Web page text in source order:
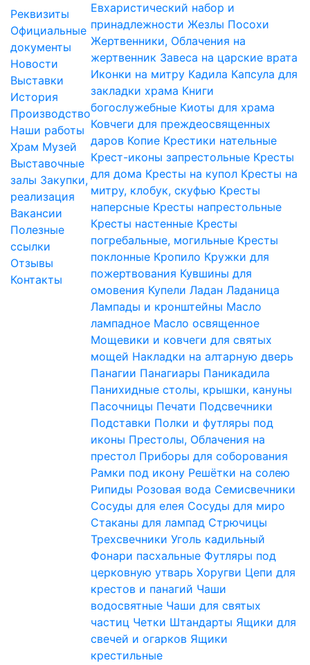
Реквизиты
Официальные
документы
Новости
Выставки
История
Производство
Наши работы
Храм Музей
Выставочные
залы Закупки,
реализация
Вакансии
Полезные
ссылки
Отзывы
Контакты
Евхаристический набор и
принадлежности Жезлы Посохи
Жертвенники, Облачения на
жертвенник Завеса на царские врата
Иконки на митру Кадила Капсула для
закладки храма Книги
богослужебные Киоты для храма
Ковчеги для преждеосвященных
даров Копие Крестики нательные
Крест-иконы запрестольные Кресты
для дома Кресты на купол Кресты на
митру, клобук, скуфью Кресты
наперсные Кресты напрестольные
Кресты настенные Кресты
погребальные, могильные Кресты
поклонные Кропило Кружки для
пожертвования Кувшины для
омовения Купели Ладан Ладаница
Лампады и кронштейны Масло
лампадное Масло освященное
Мощевики и ковчеги для святых
мощей Накладки на алтарную дверь
Панагии Панагиары Паникадила
Панихидные столы, крышки, кануны
Пасочницы Печати Подсвечники
Подставки Полки и футляры под
иконы Престолы, Облачения на
престол Приборы для соборования
Рамки под икону Решётки на солею
Рипиды Розовая вода Семисвечники
Сосуды для елея Сосуды для миро
Стаканы для лампад Стрючицы
Трехсвечники Уголь кадильный
Фонари пасхальные Футляры под
церковную утварь Хоругви Цепи для
крестов и панагий Чаши
водосвятные Чаши для святых
частиц Четки Штандарты Ящики для
свечей и огарков Ящики
крестильные